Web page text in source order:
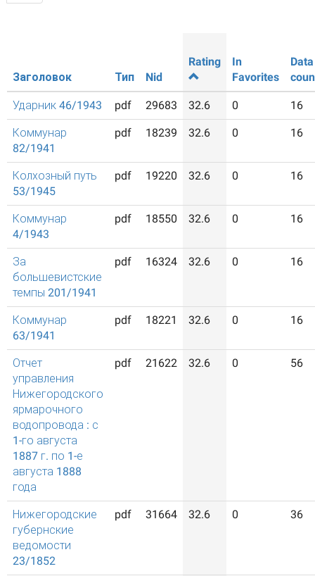
Заголовок Тип Nid
Rating
In
Favorites
Data
Ударник 46/1943 pdf 29683 32.6 0 16
Коммунар
82/1941
pdf 18239 32.6 0 16
Колхозный путь
53/1945
pdf 19220 32.6 0 16
Коммунар
4/1943
pdf 18550 32.6 0 16
За
большевистские
темпы 201/1941
pdf 16324 32.6 0 16
Коммунар
63/1941
pdf 18221 32.6 0 16
Отчет
управления
Нижегородского
ярмарочного
водопровода : с
1-го августа
1887 г. по 1-е
августа 1888
года
pdf 21622 32.6 0 56
Нижегородские
губернские
ведомости
23/1852
pdf 31664 32.6 0 36